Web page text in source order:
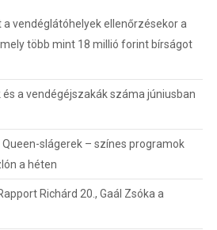
a vendéglátóhelyek ellenőrzésekor a
több mint 18 millió forint bírságot
a vendégéjszakák száma júniusban
slágerek – színes programok
a héten
Richárd 20., Gaál Zsóka a